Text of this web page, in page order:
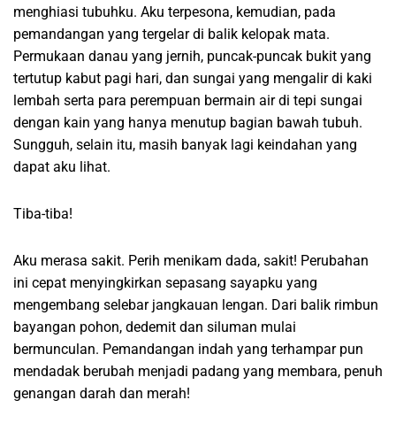
menghiasi tubuhku. Aku terpesona, kemudian, pada
pemandangan yang tergelar di balik kelopak mata.
Permukaan danau yang jernih, puncak-puncak bukit yang
tertutup kabut pagi hari, dan sungai yang mengalir di kaki
lembah serta para perempuan bermain air di tepi sungai
dengan kain yang hanya menutup bagian bawah tubuh.
Sungguh, selain itu, masih banyak lagi keindahan yang
dapat aku lihat.
Tiba-tiba!
Aku merasa sakit. Perih menikam dada, sakit! Perubahan
ini cepat menyingkirkan sepasang sayapku yang
mengembang selebar jangkauan lengan. Dari balik rimbun
bayangan pohon, dedemit dan siluman mulai
bermunculan. Pemandangan indah yang terhampar pun
mendadak berubah menjadi padang yang membara, penuh
genangan darah dan merah!